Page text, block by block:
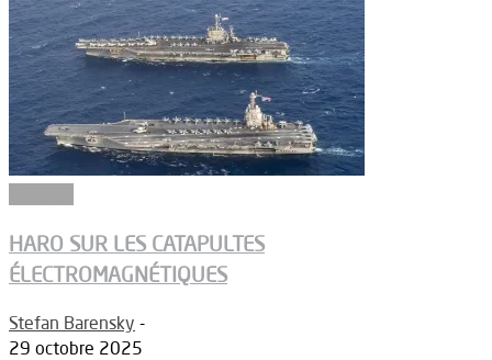
HARO SUR LES CATAPULTES
ÉLECTROMAGNÉTIQUES
Stefan Barensky -
29 octobre 2025